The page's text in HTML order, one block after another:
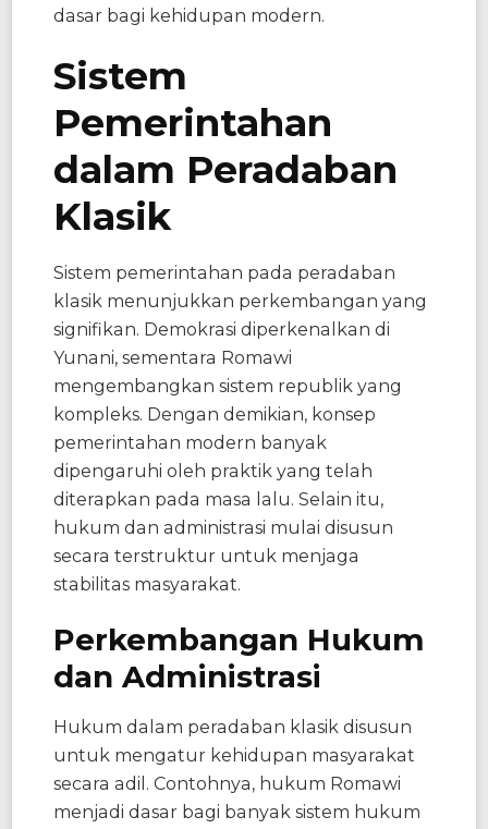
dasar bagi kehidupan modern.
Sistem
Pemerintahan
dalam Peradaban
Klasik
Sistem pemerintahan pada peradaban
klasik menunjukkan perkembangan yang
signifikan. Demokrasi diperkenalkan di
Yunani, sementara Romawi
mengembangkan sistem republik yang
kompleks. Dengan demikian, konsep
pemerintahan modern banyak
dipengaruhi oleh praktik yang telah
diterapkan pada masa lalu. Selain itu,
hukum dan administrasi mulai disusun
secara terstruktur untuk menjaga
stabilitas masyarakat.
Perkembangan Hukum
dan Administrasi
Hukum dalam peradaban klasik disusun
untuk mengatur kehidupan masyarakat
secara adil. Contohnya, hukum Romawi
menjadi dasar bagi banyak sistem hukum